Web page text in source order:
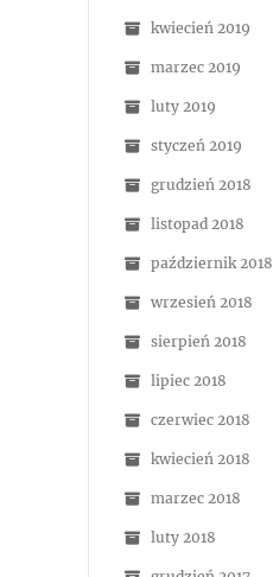
kwiecień 2019
marzec 2019
luty 2019
styczeń 2019
grudzień 2018
listopad 2018
październik 2018
wrzesień 2018
sierpień 2018
lipiec 2018
czerwiec 2018
kwiecień 2018
marzec 2018
luty 2018